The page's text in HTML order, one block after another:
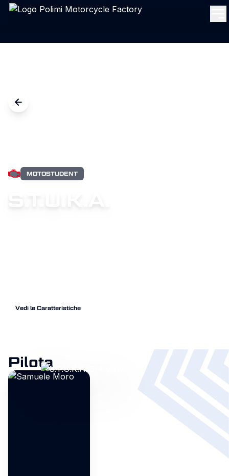
MOTOSTUDENT
S.T.U.K.A.
Vedi le Caratteristiche
Pilota